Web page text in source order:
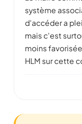
système
d'accéder a
mais c'est
moins
HLM sur cette